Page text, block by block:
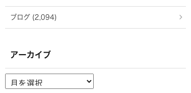
ブログ (2,094)
アーカイブ
ー